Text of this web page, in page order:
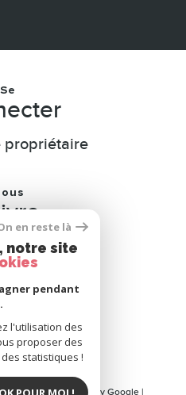
Se
propriétaire
Traduction powered by Google |
en reste là
notre site
pendant
l'utilisation des
proposer des
statistiques !